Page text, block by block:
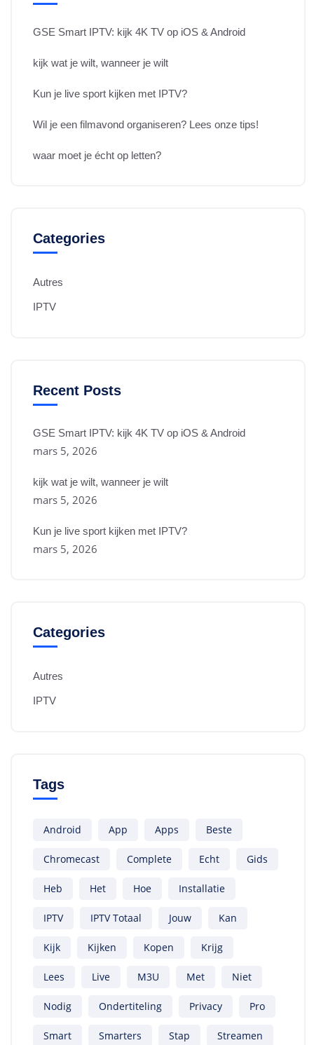
GSE Smart IPTV: kijk 4K TV op iOS & Android
kijk wat je wilt, wanneer je wilt
Kun je live sport kijken met IPTV?
Wil je een filmavond organiseren? Lees onze tips!
waar moet je écht op letten?
Categories
Autres
IPTV
Recent Posts
GSE Smart IPTV: kijk 4K TV op iOS & Android
mars 5, 2026
kijk wat je wilt, wanneer je wilt
mars 5, 2026
Kun je live sport kijken met IPTV?
mars 5, 2026
Categories
Autres
IPTV
Tags
Android App Apps Beste
Chromecast Complete Echt Gids
Heb Het Hoe Installatie
IPTV IPTV Totaal Jouw Kan
Kijk Kijken Kopen Krijg
Lees Live M3U Met Niet
Nodig Ondertiteling Privacy Pro
Smart Smarters Stap Streamen